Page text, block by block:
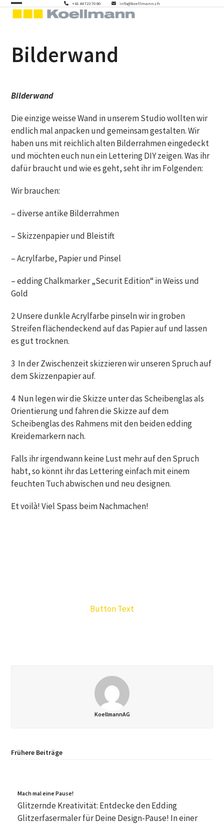
Skip
+41 44 723 70 80 info@koellmann.ch
Open
menu
Close
menu
Bilderwand
Bilderwand
Die einzige weisse Wand in unserem Studio wollten wir
endlich mal anpacken und gemeinsam gestalten. Wir
haben uns mit reichlich alten Bilderrahmen eingedeckt
und möchten euch nun ein Lettering DIY zeigen. Was ihr
dafür braucht und wie es geht, seht ihr im Folgenden:
Wir brauchen:
– diverse antike Bilderrahmen
– Skizzenpapier und Bleistift
– Acrylfarbe, Papier und Pinsel
– edding Chalkmarker „Securit Edition“ in Weiss und
Gold
2 Unsere dunkle Acrylfarbe pinseln wir in groben
Streifen flächendeckend auf das Papier auf und lassen
es gut trocknen.
3 In der Zwischenzeit skizzieren wir unseren Spruch auf
dem Skizzenpapier auf.
4 Nun legen wir die Skizze unter das Scheibenglas als
Orientierung und fahren die Skizze auf dem
Scheibenglas des Rahmens mit den beiden edding
Kreidemarkern nach.
Falls ihr irgendwann keine Lust mehr auf den Spruch
habt, so könnt ihr das Lettering einfach mit einem
feuchten Tuch abwischen und neu designen.
Et voilà! Viel Spass beim Nachmachen!
Button Text
KoellmannAG
Frühere Beiträge
Mach mal eine Pause!
Glitzernde Kreativität: Entdecke den Edding
Glitzerfasermaler für Deine Design-Pause! In einer